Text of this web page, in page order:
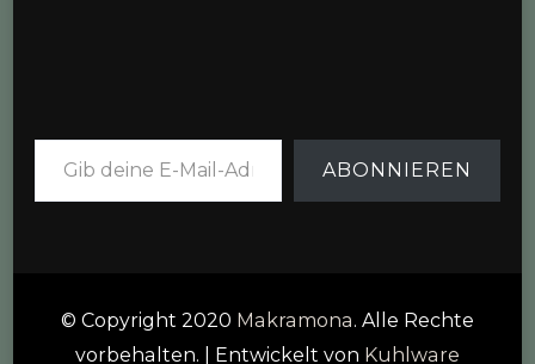
Gib deine E-Mail-Adresse ein ...
ABONNIEREN
© Copyright 2020 Makramona. Alle Rechte
vorbehalten. | Entwickelt von Kuhlware